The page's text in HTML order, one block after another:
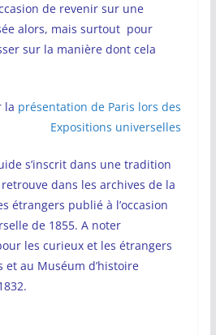
de revenir sur une
alors, mais surtout pour
sur la manière dont cela
la présentation de Paris lors des
Expositions universelles
s’inscrit dans une tradition
dans les archives de la
étrangers publié à l’occasion
de 1855. A noter
les curieux et les étrangers
et au Muséum d’histoire